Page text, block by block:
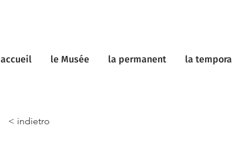
accueil le Musée la permanent la
< indietro